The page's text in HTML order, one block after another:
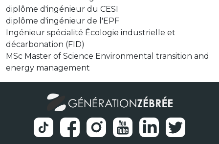
diplôme d'ingénieur du CESI
diplôme d'ingénieur de l'EPF
Ingénieur spécialité Écologie industrielle et
décarbonation (FID)
MSc Master of Science Environmental transition and
energy management